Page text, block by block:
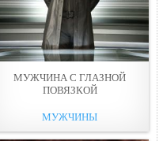
МУЖЧИНА С ГЛАЗНОЙ
ПОВЯЗКOЙ
МУЖЧИНЫ